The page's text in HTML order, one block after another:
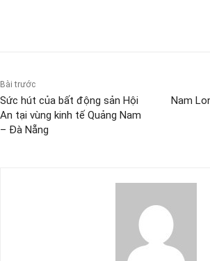
Bài trước
Sức hút của bất động sản Hội
An tại vùng kinh tế Quảng Nam
– Đà Nẵng
Nam